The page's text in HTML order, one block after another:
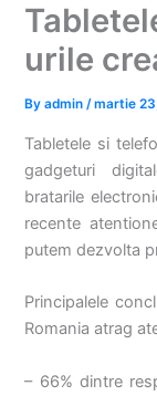
urile
Byadmin/martie
Tabletele si
gadgeturi
bratarile
recente
putem dezvolta
Principalele
Romania atrag
– 66% dintre